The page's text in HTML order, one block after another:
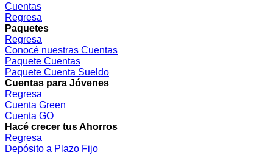
Cuentas
Regresa
Paquetes
Regresa
Conocé nuestras Cuentas
Paquete Cuentas
Paquete Cuenta Sueldo
Cuentas para Jóvenes
Regresa
Cuenta Green
Cuenta GO
Hacé crecer tus Ahorros
Regresa
Depósito a Plazo Fijo